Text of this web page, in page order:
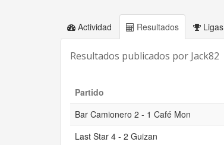
Actividad Resultados Ligas
Resultados publicados por Jack82
Partido
Bar Camionero 2 - 1 Café Mon
Last Star 4 - 2 Guizan